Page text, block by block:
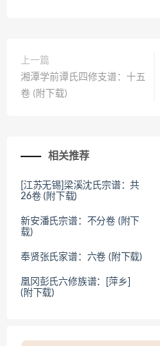
上一篇
湘潭学前谭氏四修支谱：十五
卷 (附下载)
相关推荐
[江苏无锡]梁溪沈氏宗谱：共
26卷 (附下载)
新安潘氏宗谱：不分卷 (附下
载)
奉贤张氏家谱：六卷 (附下载)
凰冈彭氏六修族谱：[萍乡]
(附下载)